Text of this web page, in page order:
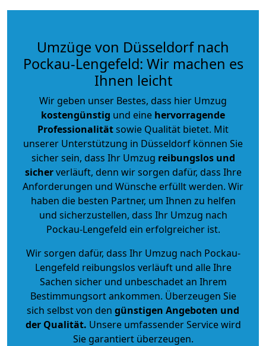
Umzüge von Düsseldorf nach
Pockau-Lengefeld: Wir machen es
Ihnen leicht
Wir geben unser Bestes, dass hier Umzug
kostengünstig und eine hervorragende
Professionalitätsowie Qualität bietet. Mit
unserer Unterstützung in Düsseldorf können Sie
sicher sein, dass Ihr Umzug reibungslos und
sicherverläuft, denn wir sorgen dafür, dass Ihre
Anforderungen und Wünsche erfüllt werden. Wir
haben die besten Partner, um Ihnen zu helfen
und sicherzustellen, dass Ihr Umzug nach
Pockau-Lengefeld ein erfolgreicher ist.
Wir sorgen dafür, dass Ihr Umzug nach Pockau-
Lengefeld reibungslos verläuft und alle Ihre
Sachen sicher und unbeschadet an Ihrem
Bestimmungsort ankommen. Überzeugen Sie
sich selbst von den günstigen Angeboten und
der Qualität. Unsere umfassender Service wird
Sie garantiert überzeugen.